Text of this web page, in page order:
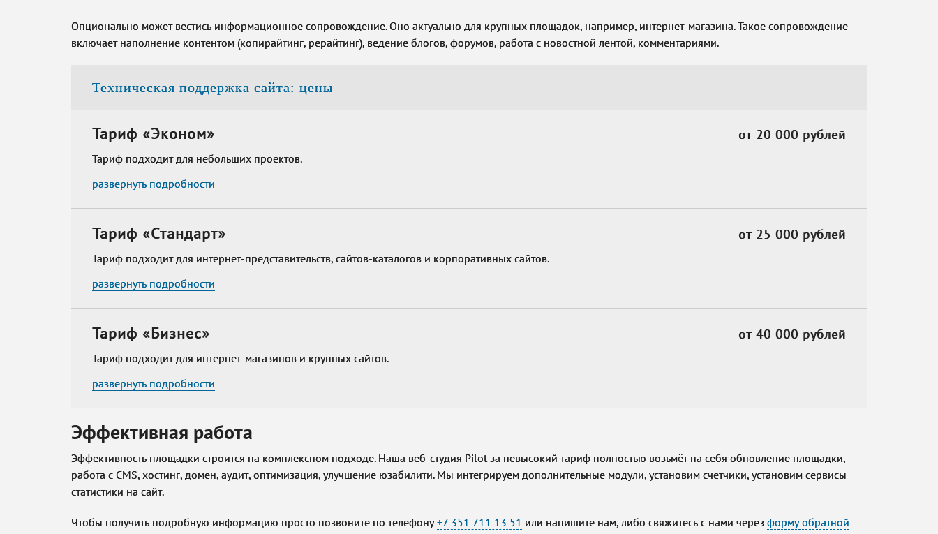
Опционально может вестись информационное сопровождение. Оно актуально для крупных площадок, например, интернет-магазина. Такое сопровождение
включает наполнение контентом (копирайтинг, рерайтинг), ведение блогов, форумов, работа с новостной лентой, комментариями.
Техническая поддержка сайта: цены
Тариф «Эконом» от 20 000 рублей
Тариф подходит для небольших проектов.
развернуть подробности
Тариф «Стандарт» от 25 000 рублей
Тариф подходит для интернет-представительств, сайтов-каталогов и корпоративных сайтов.
развернуть подробности
Тариф «Бизнес» от 40 000 рублей
Тариф подходит для интернет-магазинов и крупных сайтов.
развернуть подробности
Эффективная работа
Эффективность площадки строится на комплексном подходе. Наша веб-студия Pilot за невысокий тариф полностью возьмёт на себя обновление площадки,
работа с CMS, хостинг, домен, аудит, оптимизация, улучшение юзабилити. Мы интегрируем дополнительные модули, установим счетчики, установим сервисы
статистики на сайт.
Чтобы получить подробную информацию просто позвоните по телефону+7 351 711 13 51 или напишите нам, либо свяжитесь с нами через форму обратной